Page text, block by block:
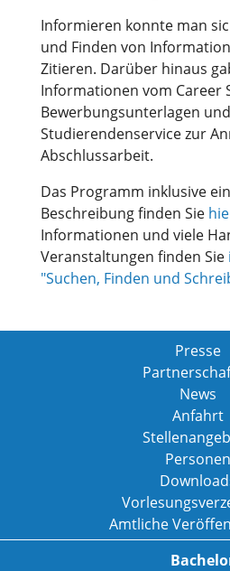
Informieren konnte man
und Finden von
Zitieren. Darüber hinaus
Informationen vom Career
Bewerbungsunterlagen
Studierendenservice zur
Abschlussarbeit.
Das Programm inklusive
Beschreibung finden Sie
Informationen und viele
Veranstaltungen finden Sie
"Suchen, Finden und
Presse
News
Anfahrt
Personen
Amtliche